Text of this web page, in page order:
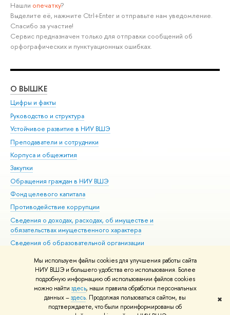
Мы используем файлы cookies для улучшения работы сайта
НИУ ВШЭ и большего удобства его использования. Более
подробную информацию об использовании файлов cookies
можно найти здесь, наши правила обработки персональных
данных –здесь. Продолжая пользоваться сайтом, вы
подтверждаете, что были проинформированы об
✖
Нашли опечатку?
Выделите её, нажмите Ctrl+Enter и отправьте нам уведомление.
Спасибо за участие!
Сервис предназначен только для отправки сообщений об
орфографических и пунктуационных ошибках.
О ВЫШКЕ
Цифры и факты
Руководство и структура
Устойчивое развитие в НИУ ВШЭ
Преподаватели и сотрудники
Корпуса и общежития
Закупки
Обращения граждан в НИУ ВШЭ
Фонд целевого капитала
Противодействие коррупции
Сведения о доходах, расходах, об имуществе и
обязательствах имущественного характера
Сведения об образовательной организации
Людям с ограниченными возможностями здоровья
Единая платежная страница
Работа в Вышке